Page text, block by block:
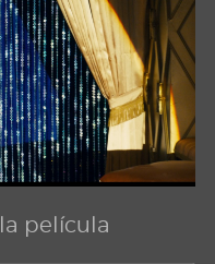
película